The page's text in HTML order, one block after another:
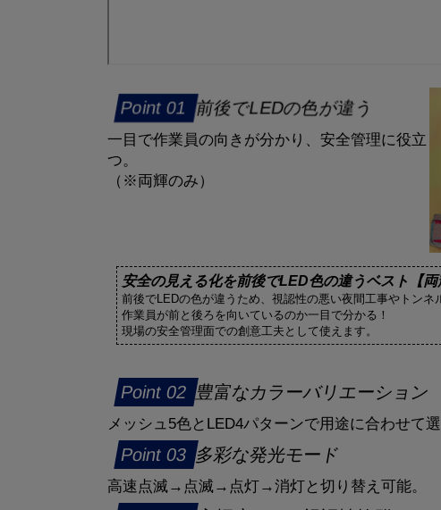
前後でLEDの色が違う
一目で作業員の向きが分かり、安全管理に役立
つ。
（※両輝のみ）
安全の見える化を前後でLED色の違うベスト【両
前後でLEDの色が違うため、視認性の悪い夜間工事やトンネ
作業員が前と後ろを向いているのか一目で分かる！
現場の安全管理面での創意工夫として使えます。
豊富なカラーバリエーション
メッシュ5色とLED4パターンで用途に合わせて選
多彩な発光モード
高速点滅→点滅→点灯→消灯と切り替え可能。